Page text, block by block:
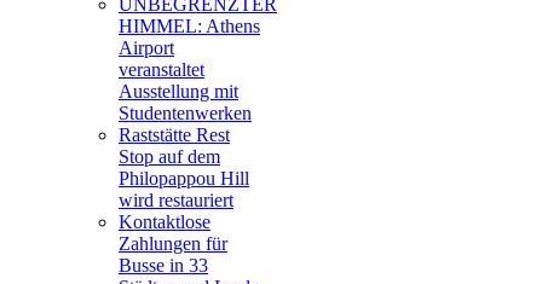
UNBEGRENZTER
HIMMEL: Athens
Airport
veranstaltet
Ausstellung mit
Studentenwerken
Raststätte Rest
Stop auf dem
Philopappou Hill
wird restauriert
Kontaktlose
Zahlungen für
Busse in 33